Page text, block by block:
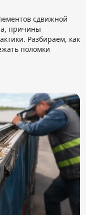
сдвижной
причины
Разбираем, как
поломки